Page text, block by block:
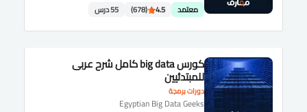
معتمد 4.5
(678) 55 درس
دورات برمجة
كورس big data كامل شرح عربى
للمبتدئيين
Egyptian Big Data Geeks